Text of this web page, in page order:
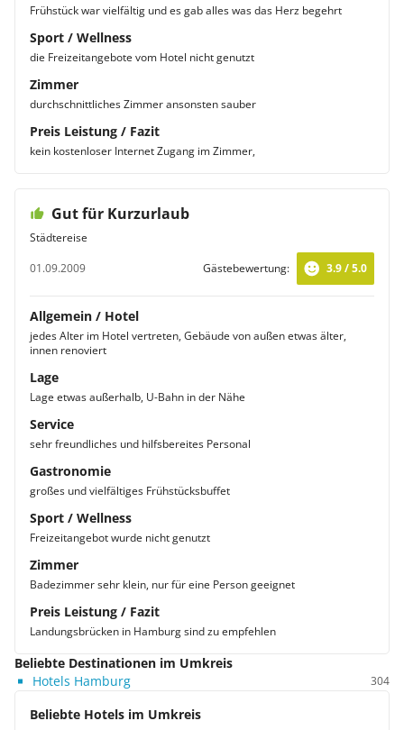
Frühstück war vielfältig und es gab alles was das Herz begehrt
Sport / Wellness
die Freizeitangebote vom Hotel nicht genutzt
Zimmer
durchschnittliches Zimmer ansonsten sauber
Preis Leistung / Fazit
kein kostenloser Internet Zugang im Zimmer,
Gut für Kurzurlaub
Städtereise
01.09.2009
Gästebewertung: 3.9 / 5.0
Allgemein / Hotel
jedes Alter im Hotel vertreten, Gebäude von außen etwas älter,
innen renoviert
Lage
Lage etwas außerhalb, U-Bahn in der Nähe
Service
sehr freundliches und hilfsbereites Personal
Gastronomie
großes und vielfältiges Frühstücksbuffet
Sport / Wellness
Freizeitangebot wurde nicht genutzt
Zimmer
Badezimmer sehr klein, nur für eine Person geeignet
Preis Leistung / Fazit
Landungsbrücken in Hamburg sind zu empfehlen
Beliebte Destinationen im Umkreis
Hotels Hamburg
304
Beliebte Hotels im Umkreis